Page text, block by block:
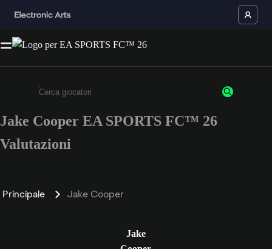
Inserisci un minimo di 3 caratteri o numeri.
Jake Cooper EA SPORTS FC™ 26
Valutazioni
Principale Jake Cooper
Jake